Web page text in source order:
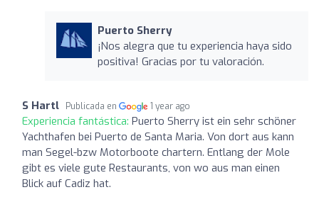
Puerto Sherry
¡Nos alegra que tu experiencia haya sido
positiva! Gracias por tu valoración.
S Hartl Publicada en 1 year ago
Experiencia fantástica: Puerto Sherry ist ein sehr schöner
Yachthafen bei Puerto de Santa Maria. Von dort aus kann
man Segel-bzw Motorboote chartern. Entlang der Mole
gibt es viele gute Restaurants, von wo aus man einen
Blick auf Cadiz hat.